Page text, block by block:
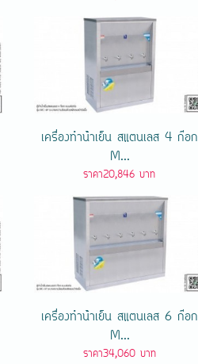
เครื่องทําน้ําเย็น สแตนเลส 4 ก๊อก
M...
ราคา20,846 บาท
เครื่องทําน้ําเย็น สแตนเลส 6 ก๊อก
M...
ราคา34,060 บาท